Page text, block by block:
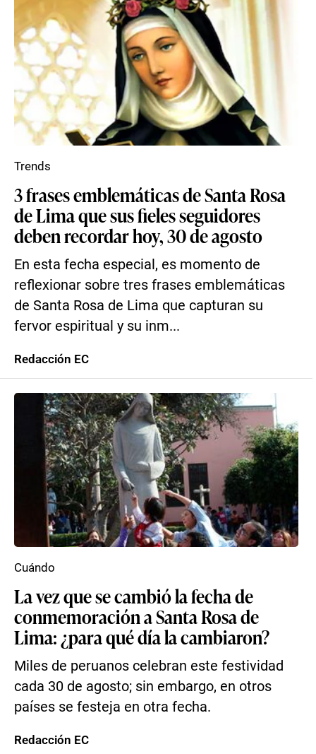
3 frases emblemáticas de Santa Rosa
de Lima que sus fieles seguidores
deben recordar hoy, 30 de agosto
En esta fecha especial, es momento de
reflexionar sobre tres frases emblemáticas
de Santa Rosa de Lima que capturan su
fervor espiritual y su inm...
Trends
Redacción EC
La vez que se cambió la fecha de
conmemoración a Santa Rosa de
Lima: ¿para qué día la cambiaron?
Miles de peruanos celebran este festividad
cada 30 de agosto; sin embargo, en otros
países se festeja en otra fecha.
Cuándo
Redacción EC